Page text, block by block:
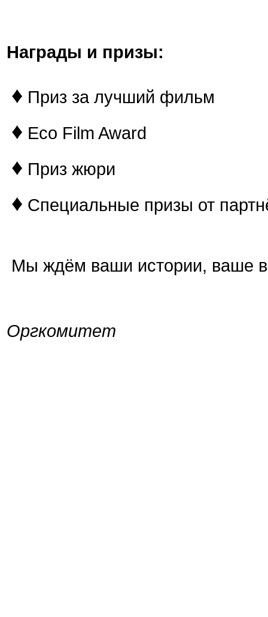
Награды и призы:
♦ Приз за лучший фильм
♦ Eco Film Award
♦ Приз жюри
♦ Специальные призы от
Мы ждём ваши истории, ваше
Оргкомитет